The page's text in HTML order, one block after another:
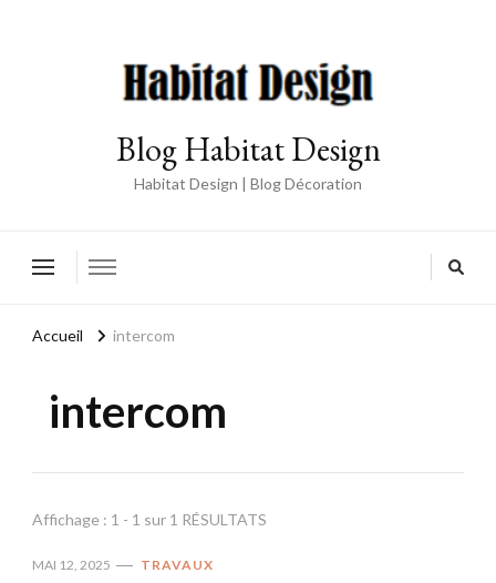
Blog Habitat Design
Habitat Design | Blog Décoration
Accueil intercom
intercom
Affichage : 1 - 1 sur 1 RÉSULTATS
MAI 12, 2025 TRAVAUX